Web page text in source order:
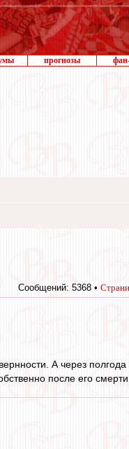
прогнозы
Сообщений: 5368 •
А через полгода
после его смерти